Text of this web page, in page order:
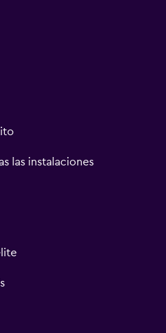
las instalaciones